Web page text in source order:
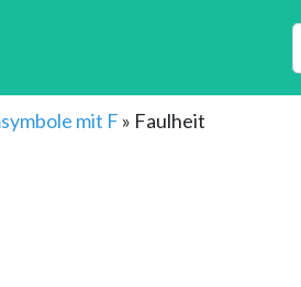
mit F » Faulheit